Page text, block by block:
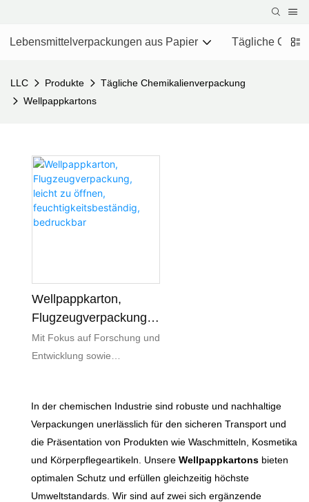
Lebensmittelverpackungen aus Papier Tägliche
LLC Produkte
Tägliche Chemikalienverpackung
Wellpappkartons
Wellpappkarton,
Flugzeugverpackung,
Leicht Zu Öffnen,
Feuchtigkeitsbeständig
Mit Fokus auf Forschung und
Entwicklung sowie
der leicht zu öffnende
Wellpappkarton im
Flugzeugformat Komfort und
Langlebigkeit. Die praktische
Aufreißlasche spart Zeit und
Mühe und macht das
In der chemischen Industrie sind robuste und nachhaltige
Verpackungen unerlässlich für den sicheren Transport und
die Präsentation von Produkten wie Waschmitteln, Kosmetika
und Körperpflegeartikeln. Unsere Wellpappkartons bieten
optimalen Schutz und erfüllen gleichzeitig höchste
Umweltstandards. Wir sind auf zwei sich ergänzende